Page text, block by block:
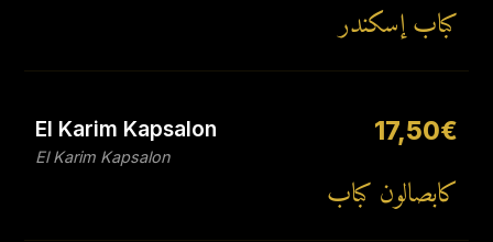
كباب إسكندر
El Karim Kapsalon
El Karim Kapsalon
17,50€
كابصالون كباب